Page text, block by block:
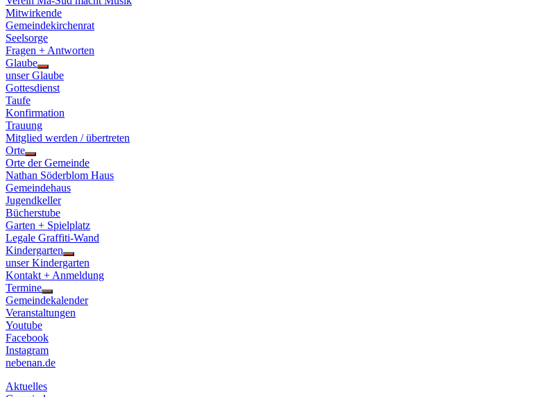
Mitwirkende
Gemeindekirchenrat
Seelsorge
Fragen + Antworten
Glaube
Show
sub
menu
unser Glaube
Gottesdienst
Taufe
Konfirmation
Trauung
Mitglied werden / übertreten
Orte
Show
sub
menu
Orte der Gemeinde
Nathan Söderblom Haus
Gemeindehaus
Jugendkeller
Bücherstube
Garten + Spielplatz
Legale Graffiti-Wand
Kindergarten
Show
sub
menu
unser Kindergarten
Kontakt + Anmeldung
Termine
Show
sub
menu
Gemeindekalender
Veranstaltungen
Youtube
Facebook
Instagram
nebenan.de
Aktuelles